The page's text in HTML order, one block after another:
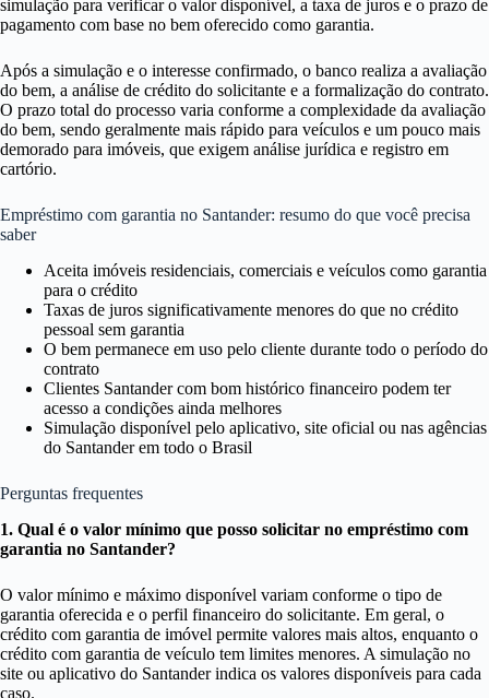
simulação para verificar o valor disponível, a taxa de juros e o prazo de
pagamento com base no bem oferecido como garantia.
Após a simulação e o interesse confirmado, o banco realiza a avaliação
do bem, a análise de crédito do solicitante e a formalização do contrato.
O prazo total do processo varia conforme a complexidade da avaliação
do bem, sendo geralmente mais rápido para veículos e um pouco mais
demorado para imóveis, que exigem análise jurídica e registro em
cartório.
Empréstimo com garantia no Santander: resumo do que você precisa
saber
Aceita imóveis residenciais, comerciais e veículos como garantia
para o crédito
Taxas de juros significativamente menores do que no crédito
pessoal sem garantia
O bem permanece em uso pelo cliente durante todo o período do
contrato
Clientes Santander com bom histórico financeiro podem ter
acesso a condições ainda melhores
Simulação disponível pelo aplicativo, site oficial ou nas agências
do Santander em todo o Brasil
Perguntas frequentes
1. Qual é o valor mínimo que posso solicitar no empréstimo com
garantia no Santander?
O valor mínimo e máximo disponível variam conforme o tipo de
garantia oferecida e o perfil financeiro do solicitante. Em geral, o
crédito com garantia de imóvel permite valores mais altos, enquanto o
crédito com garantia de veículo tem limites menores. A simulação no
site ou aplicativo do Santander indica os valores disponíveis para cada
caso.